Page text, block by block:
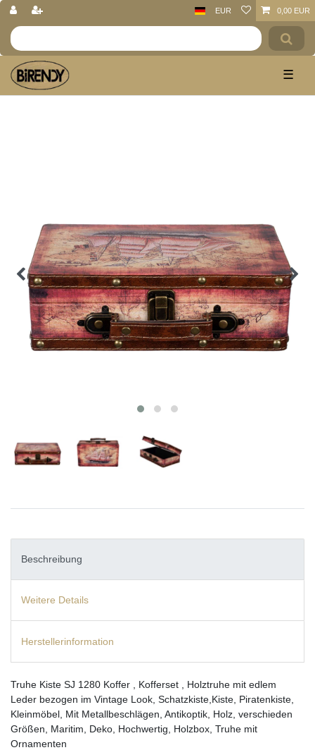
EUR 0,00 EUR
☰
Beschreibung
Weitere Details
Herstellerinformation
Truhe Kiste SJ 1280 Koffer , Kofferset , Holztruhe mit edlem
Leder bezogen im Vintage Look, Schatzkiste,Kiste, Piratenkiste,
Kleinmöbel, Mit Metallbeschlägen, Antikoptik, Holz, verschieden
Größen, Maritim, Deko, Hochwertig, Holzbox, Truhe mit
Ornamenten